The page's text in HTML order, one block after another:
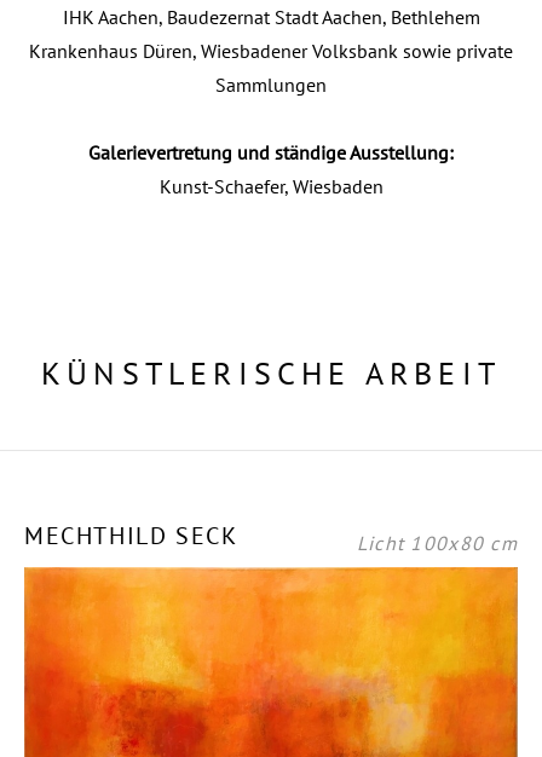
IHK Aachen, Baudezernat Stadt Aachen, Bethlehem
Krankenhaus Düren, Wiesbadener Volksbank sowie private
Sammlungen
Galerievertretung und ständige Ausstellung:
Kunst-Schaefer, Wiesbaden
KÜNSTLERISCHE ARBEIT
MECHTHILD SECK Licht 100x80 cm